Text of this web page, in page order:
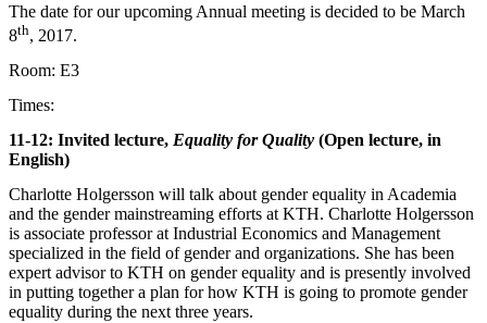
The date for our upcoming Annual meeting is decided to be March
8th, 2017.
Room: E3
Times:
11-12: Invited lecture, Equality for Quality (Open lecture, in
English)
Charlotte Holgersson will talk about gender equality in Academia
and the gender mainstreaming efforts at KTH. Charlotte Holgersson
is associate professor at Industrial Economics and Management
specialized in the field of gender and organizations. She has been
expert advisor to KTH on gender equality and is presently involved
in putting together a plan for how KTH is going to promote gender
equality during the next three years.